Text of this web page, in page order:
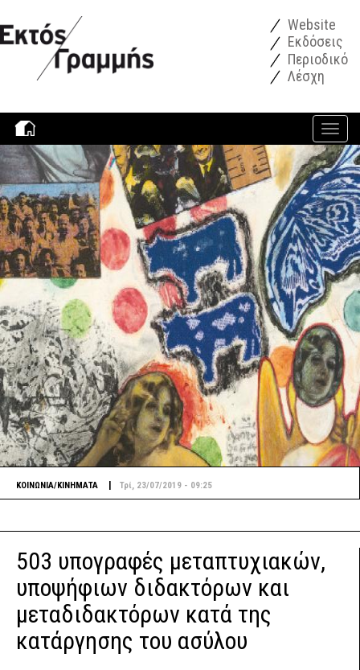
Website
Εκδόσεις
Περιοδικό
Λέσχη
Toggle
ΚΟΙΝΩΝΙΑ/ΚΙΝΗΜΑΤΑ Τρί, 23/07/2019 - 09:25
503 υπογραφές μεταπτυχιακών,
υποψήφιων διδακτόρων και
μεταδιδακτόρων κατά της
κατάργησης του ασύλου